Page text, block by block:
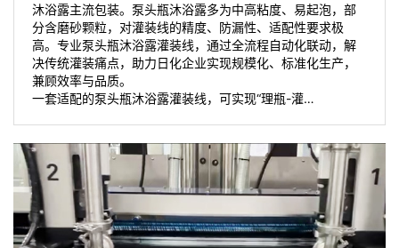
沐浴露主流包装。泵头瓶沐浴露多为中高粘度、易起泡，部
分含磨砂颗粒，对灌装线的精度、防漏性、适配性要求极
高。专业泵头瓶沐浴露灌装线，通过全流程自动化联动，解
决传统灌装痛点，助力日化企业实现规模化、标准化生产，
兼顾效率与品质。
一套适配的泵头瓶沐浴露灌装线，可实现“理瓶-灌…